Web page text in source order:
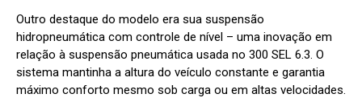
Outro destaque do modelo era sua suspensão
hidropneumática com controle de nível – uma inovação em
relação à suspensão pneumática usada no 300 SEL 6.3. O
sistema mantinha a altura do veículo constante e garantia
máximo conforto mesmo sob carga ou em altas velocidades.